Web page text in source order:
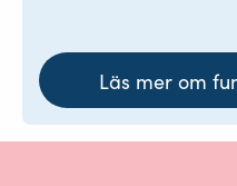
Läs mer om